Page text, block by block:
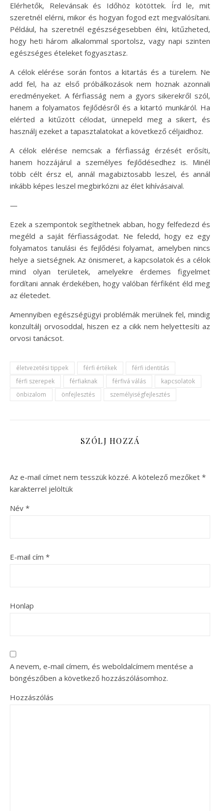
Elérhetők, Relevánsak és Időhöz kötöttek. Írd le, mit
szeretnél elérni, mikor és hogyan fogod ezt megvalósítani.
Például, ha szeretnél egészségesebben élni, kitűzheted,
hogy heti három alkalommal sportolsz, vagy napi szinten
egészséges ételeket fogyasztasz.
A célok elérése során fontos a kitartás és a türelem. Ne
add fel, ha az első próbálkozások nem hoznak azonnali
eredményeket. A férfiasság nem a gyors sikerekről szól,
hanem a folyamatos fejlődésről és a kitartó munkáról. Ha
elérted a kitűzött célodat, ünnepeld meg a sikert, és
használj ezeket a tapasztalatokat a következő céljaidhoz.
A célok elérése nemcsak a férfiasság érzését erősíti,
hanem hozzájárul a személyes fejlődésedhez is. Minél
több célt érsz el, annál magabiztosabb leszel, és annál
inkább képes leszel megbirkózni az élet kihívásaival.
—
Ezek a szempontok segíthetnek abban, hogy felfedezd és
megéld a saját férfiasságodat. Ne feledd, hogy ez egy
folyamatos tanulási és fejlődési folyamat, amelyben nincs
helye a sietségnek. Az önismeret, a kapcsolatok és a célok
mind olyan területek, amelyekre érdemes figyelmet
fordítani annak érdekében, hogy valóban férfiként éld meg
az életedet.
Amennyiben egészségügyi problémák merülnek fel, mindig
konzultálj orvosoddal, hiszen ez a cikk nem helyettesíti az
orvosi tanácsot.
életvezetési tippek férfi értékek
férfi identitás
férfi szerepek
férfiaknak férfivá válás
kapcsolatok
önbizalom
önfejlesztés személyiségfejlesztés
SZÓLJ HOZZÁ
Az e-mail címet nem tesszük közzé. A kötelező mezőket *
karakterrel jelöltük
Név *
E-mail cím *
Honlap
A nevem, e-mail címem, és weboldalcímem mentése a
böngészőben a következő hozzászólásomhoz.
Hozzászólás